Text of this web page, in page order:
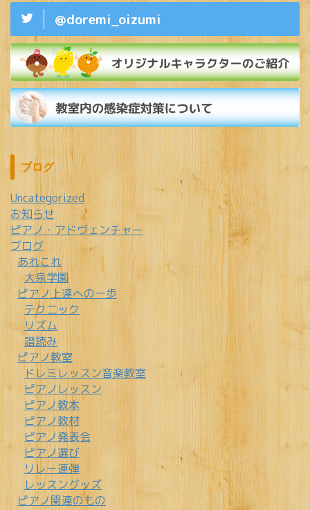
@doremi_oizumi
ブログ
Uncategorized
お知らせ
ピアノ・アドヴェンチャー
ブログ
あれこれ
大泉学園
ピアノ上達への一歩
テクニック
リズム
譜読み
ピアノ教室
ドレミレッスン音楽教室
ピアノレッスン
ピアノ教本
ピアノ教材
ピアノ発表会
ピアノ選び
リレー連弾
レッスングッズ
ピアノ関連のもの